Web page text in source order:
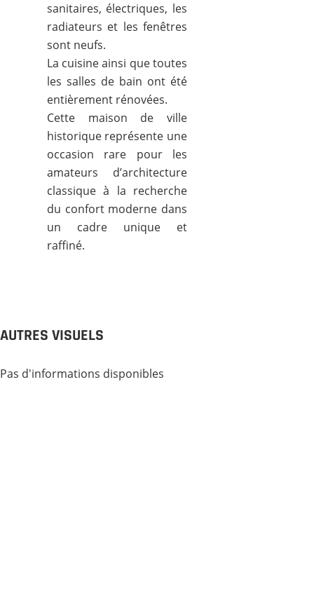
sanitaires, électriques, les
radiateurs et les fenêtres
sont neufs.
La cuisine ainsi que toutes
les salles de bain ont été
entièrement rénovées.
Cette maison de ville
historique représente une
occasion rare pour les
amateurs d’architecture
classique à la recherche
du confort moderne dans
un cadre unique et
raffiné.
AUTRES VISUELS
Pas d'informations disponibles